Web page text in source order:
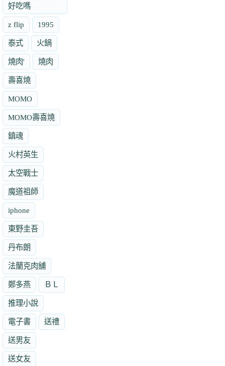
好吃嗎
z flip 1995
泰式 火鍋
燒肉' 燒肉
壽喜燒
MOMO
MOMO壽喜燒
鎮魂
火村英生
太空戰士
魔道祖師
iphone
東野圭吾
丹布朗
法蘭克肉舖
鄭多燕 ＢＬ
推理小說
電子書 送禮
送男友
送女友